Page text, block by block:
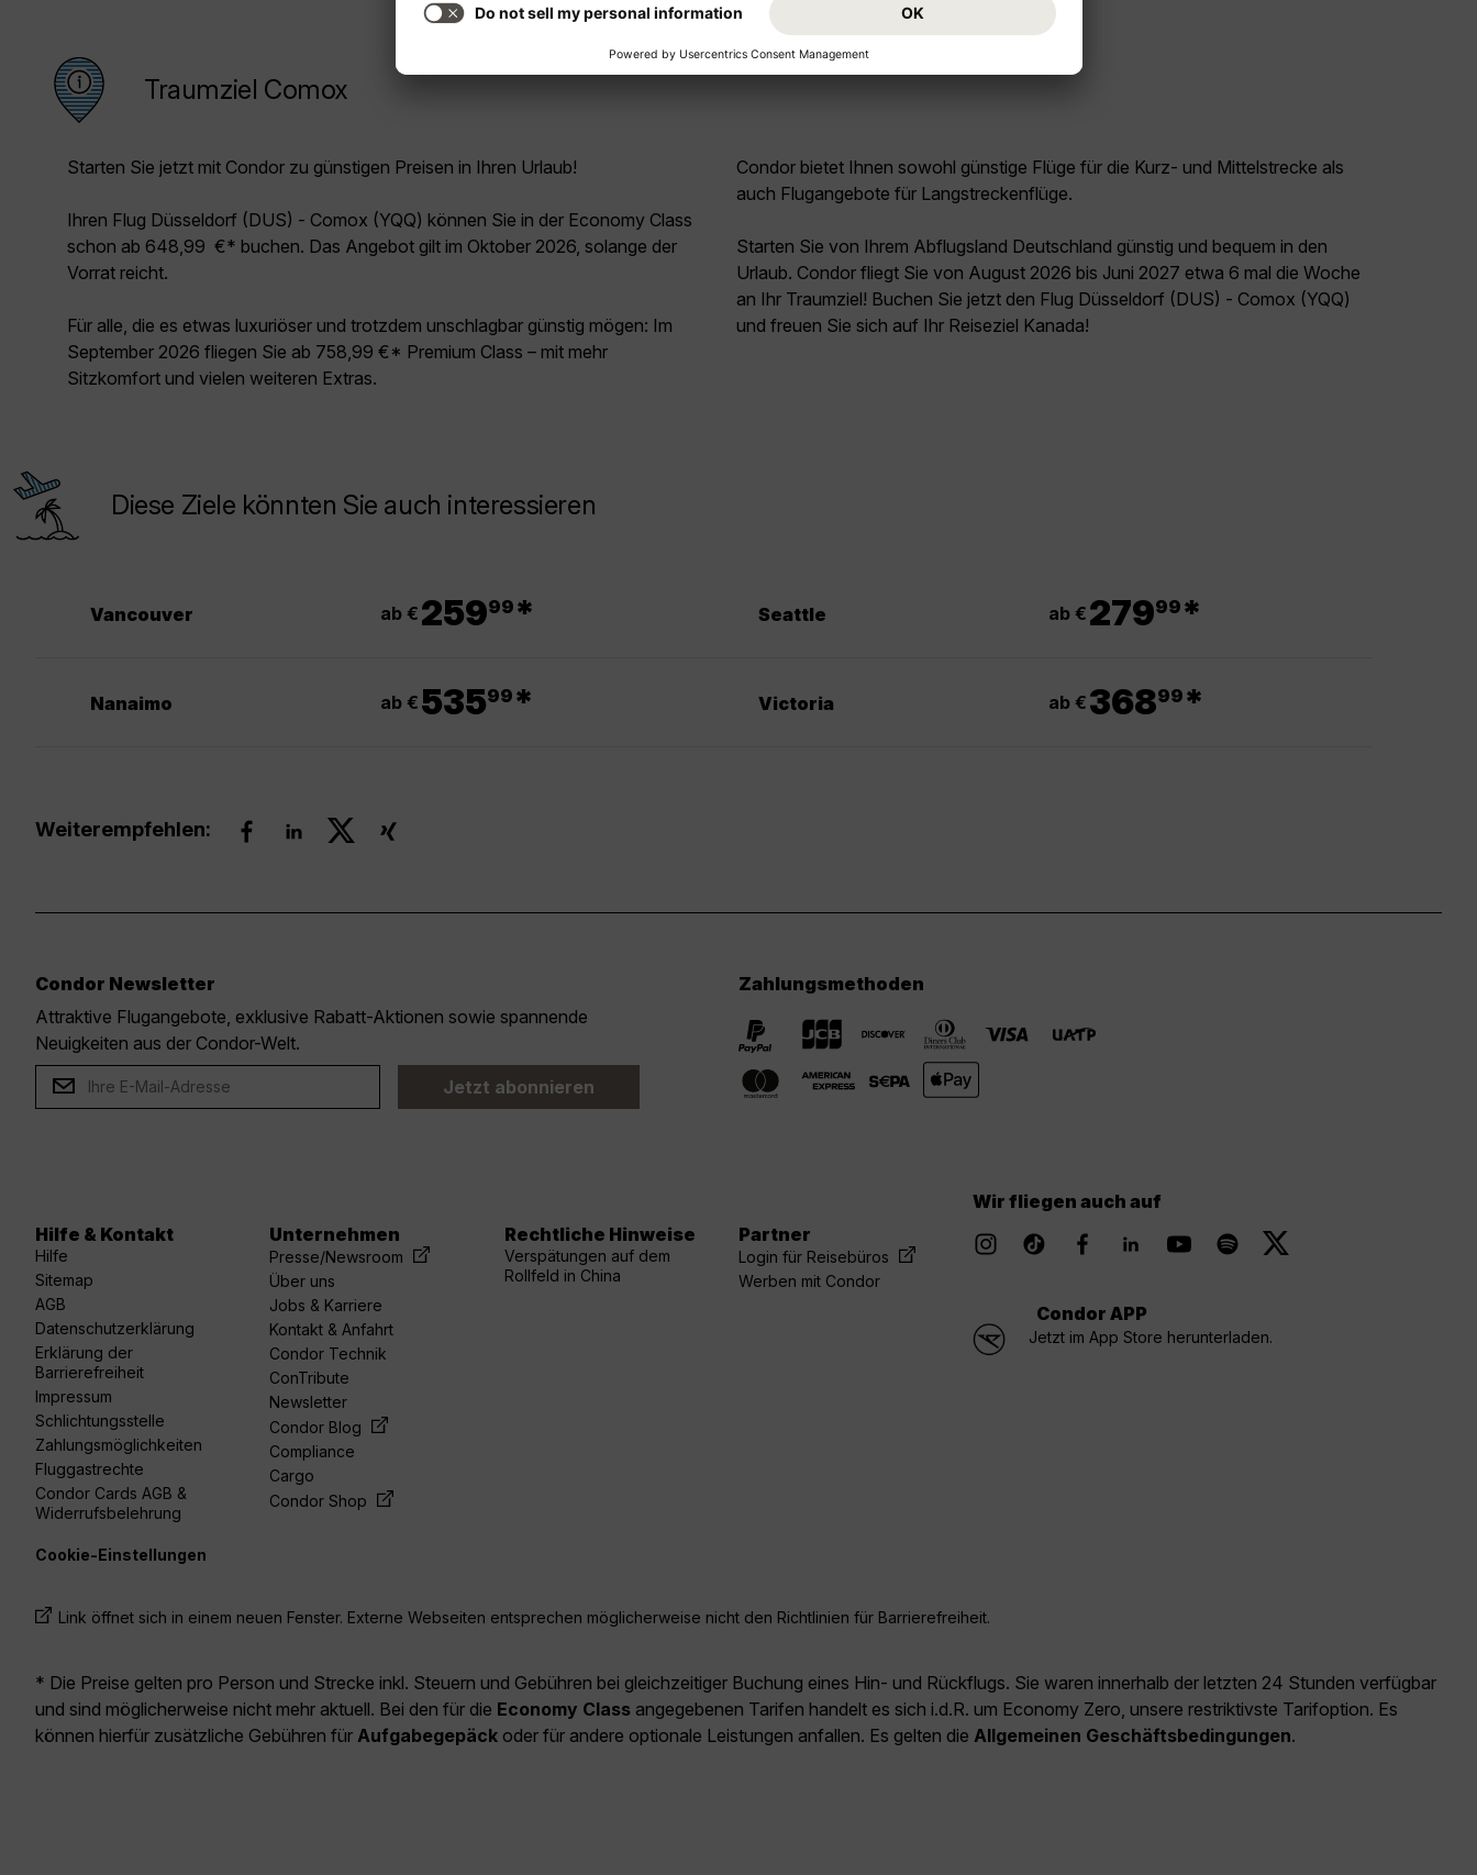
Traumziel Comox
Starten Sie jetzt mit Condor zu günstigen Preisen in Ihren Urlaub!
Ihren Flug Düsseldorf (DUS) - Comox (YQQ) können Sie in der Economy Class
schon ab 648,99 €* buchen. Das Angebot gilt im Oktober 2026, solange der
Vorrat reicht.
Für alle, die es etwas luxuriöser und trotzdem unschlagbar günstig mögen: Im
September 2026 fliegen Sie ab 758,99 €* Premium Class – mit mehr
Sitzkomfort und vielen weiteren Extras.
Condor bietet Ihnen sowohl günstige Flüge für die Kurz- und Mittelstrecke als
auch Flugangebote für Langstreckenflüge.
Starten Sie von Ihrem Abflugsland Deutschland günstig und bequem in den
Urlaub. Condor fliegt Sie von August 2026 bis Juni 2027 etwa 6 mal die Woche
an Ihr Traumziel! Buchen Sie jetzt den Flug Düsseldorf (DUS) - Comox (YQQ)
und freuen Sie sich auf Ihr Reiseziel Kanada!
Diese Ziele könnten Sie auch interessieren
Vancouver ab € 25999 * Seattle ab € 27999 *
Nanaimo ab € 53599 * Victoria ab € 36899 *
Weiterempfehlen:
Condor Newsletter
Attraktive Flugangebote, exklusive Rabatt-Aktionen sowie spannende
Neuigkeiten aus der Condor-Welt.
Jetzt abonnieren
Zahlungsmethoden
Hilfe & Kontakt
Hilfe
Sitemap
AGB
Datenschutzerklärung
Erklärung der
Barrierefreiheit
Impressum
Schlichtungsstelle
Zahlungsmöglichkeiten
Fluggastrechte
Condor Cards AGB &
Widerrufsbelehrung
Unternehmen
Presse/Newsroom
Über uns
Jobs & Karriere
Kontakt & Anfahrt
Condor Technik
ConTribute
Newsletter
Condor Blog
Compliance
Cargo
Condor Shop
Rechtliche Hinweise
Verspätungen auf dem
Rollfeld in China
Partner
Login für Reisebüros
Werben mit Condor
Wir fliegen auch auf
linkedin youtubespotify
Condor APP
Jetzt im App Store herunterladen.
Cookie-Einstellungen
Link öffnet sich in einem neuen Fenster. Externe Webseiten entsprechen möglicherweise nicht den Richtlinien für Barrierefreiheit.
* Die Preise gelten pro Person und Strecke inkl. Steuern und Gebühren bei gleichzeitiger Buchung eines Hin- und Rückflugs. Sie waren innerhalb der letzten 24 Stunden verfügbar
und sind möglicherweise nicht mehr aktuell. Bei den für die Economy Class angegebenen Tarifen handelt es sich i.d.R. um Economy Zero, unsere restriktivste Tarifoption. Es
können hierfür zusätzliche Gebühren für Aufgabegepäck oder für andere optionale Leistungen anfallen. Es gelten die Allgemeinen Geschäftsbedingungen.